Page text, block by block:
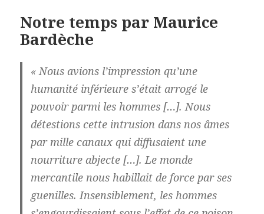
Notre temps par Maurice
Bardèche
« Nous avions l’impression qu’une
humanité inférieure s’était arrogé le
pouvoir parmi les hommes […]. Nous
détestions cette intrusion dans nos âmes
par mille canaux qui diffusaient une
nourriture abjecte […]. Le monde
mercantile nous habillait de force par ses
guenilles. Insensiblement, les hommes